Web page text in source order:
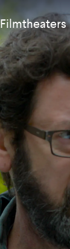
Filmtheaters